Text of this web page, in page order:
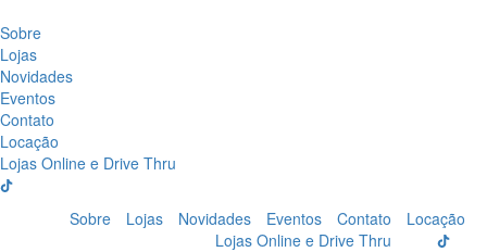
Sobre
Lojas
Novidades
Eventos
Contato
Locação
Lojas Online e Drive Thru
Sobre Lojas Novidades Eventos Contato
Locação
Lojas Online e Drive Thru